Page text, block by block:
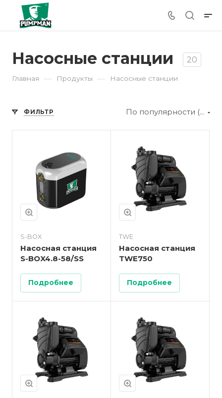
Насосные станции 20
Главная — Продукты — Насосные станции
ФИЛЬТР По популярности (убывание)
S-BOX
Насосная станция
S-BOX4.8-58/SS
Подробнее
TWE
Насосная станция
TWE750
Подробнее